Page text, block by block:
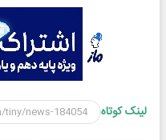
لینک کوتاه